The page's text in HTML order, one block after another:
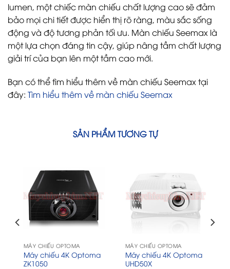
lumen, một chiếc màn chiếu chất lượng cao sẽ đảm
bảo mọi chi tiết được hiển thị rõ ràng, màu sắc sống
động và độ tương phản tối ưu. Màn chiếu Seemax là
một lựa chọn đáng tin cậy, giúp nâng tầm chất lượng
giải trí của bạn lên một tầm cao mới.
Bạn có thể tìm hiểu thêm về màn chiếu Seemax tại
đây: Tìm hiểu thêm về màn chiếu Seemax
SẢN PHẨM TƯƠNG TỰ
MÁY CHIẾU OPTOMA
Máy chiếu 4K Optoma
ZK1050
MÁY CHIẾU OPTOMA
Máy chiếu 4K Optoma
UHD50X